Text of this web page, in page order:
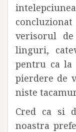
verisorul
linguri,
pentru ca la
pierdere de
niste
Cred ca si
noastra